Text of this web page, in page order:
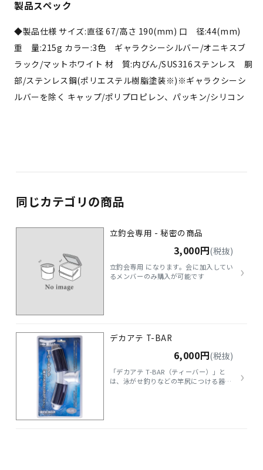
製品スペック
◆製品仕様 サイズ:直径 67/高さ 190(mm) 口 径:44(mm)
重 量:215g カラー:3色 ギャラクシーシルバー/オニキスブ
ラック/マットホワイト 材 質:内びん/SUS316ステンレス 胴
部/ステンレス鋼(ポリエステル樹脂塗装※)※ギャラクシーシ
ルバーを除く キャップ/ポリプロピレン、パッキン/シリコン
同じカテゴリの商品
立釣会専用 - 秘密の商品
3,000円(税抜)
立釣会専用 になります。会に加入してい
るメンバーのみ購入が可能です
›
デカアテ T-BAR
6,000円(税抜)
「デカアテ T-BAR（ティーバー）」と
は、泳がせ釣りなどの竿尻につける器具
›